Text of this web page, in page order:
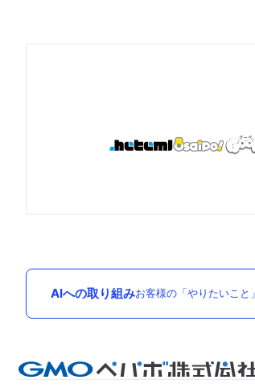
AIへの取り組みお客様の「やりたいこと